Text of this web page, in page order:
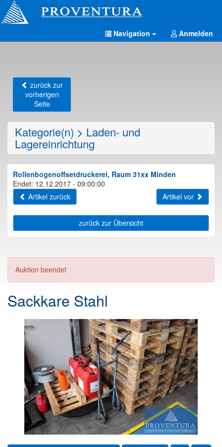
Navigation Anmelden
zurück zur
vorherigen
Seite
Kategorie(n) > Laden- und
Lagereinrichtung
Rollenbogenoffsetdruckerei, Raum 31xx Minden
Endet: 12.12.2017 - 09:00:00
Artikel zurück
Artikel vor
zurück zur Übersicht
Auktion beendet
Sackkare Stahl